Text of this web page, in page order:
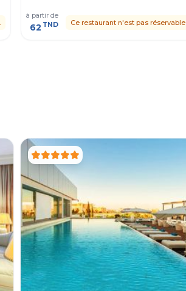
à partir de
62 TND Ce restaurant n'est pas réservable.